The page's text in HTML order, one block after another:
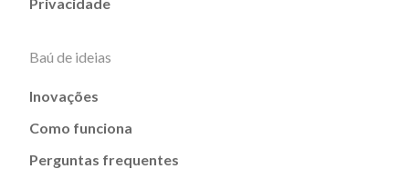
Baú de ideias
Inovações
Como funciona
Perguntas frequentes